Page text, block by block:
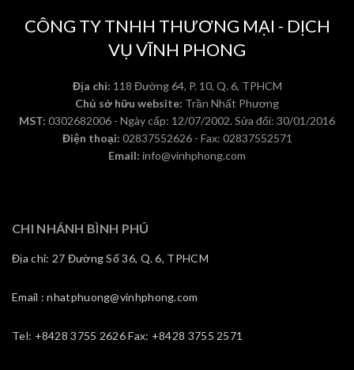
CÔNG TY TNHH THƯƠNG MẠI - DỊCH
VỤ VĨNH PHONG
Địa chỉ: 118 Đường 64, P. 10, Q. 6, TPHCM
Chủ sở hữu website: Trần Nhất Phương
MST: 0302682006 - Ngày cấp: 12/07/2002. Sửa đổi: 30/01/2016
Điện thoại: 02837552626 - Fax: 02837552571
Email: info@vinhphong.com
CHI NHÁNH BÌNH PHÚ
Địa chỉ: 27 Đường Số 36, Q. 6, TPHCM
Email : nhatphuong@vinhphong.com
Tel: +8428 3755 2626 Fax: +8428 3755 2571